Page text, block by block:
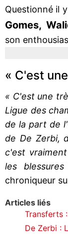
Questionné il
Gomes,
son
« C'est
« C'est une
Ligue des
de la part de
de De Zerbi,
c'est
les
chroniqueur
Articles liés
Transferts
De Zerbi :